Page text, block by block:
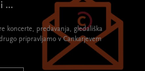
...
koncerte, predavanja, gledališka
pripravljamo v Cankarjevem